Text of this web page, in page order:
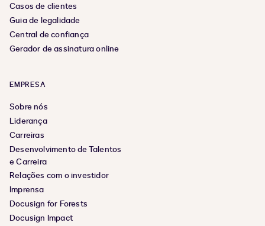
Casos de clientes
Guia de legalidade
Central de confiança
Gerador de assinatura online
EMPRESA
Sobre nós
Liderança
Carreiras
Desenvolvimento de Talentos
e Carreira
Relações com o investidor
Imprensa
Docusign for Forests
Docusign Impact